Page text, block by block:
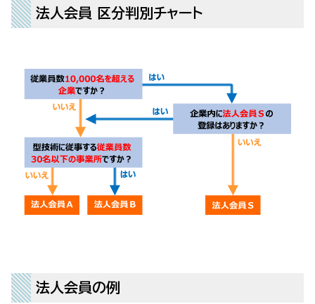
法人会員 区分判別チャート
法人会員の例